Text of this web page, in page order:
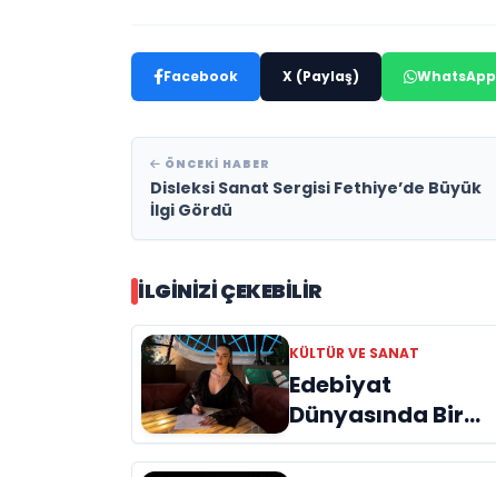
Facebook X (Paylaş) WhatsApp
ÖNCEKI HABER
Disleksi Sanat Sergisi Fethiye’de Büyük
İlgi Gördü
İLGINIZI ÇEKEBILIR
KÜLTÜR VE SANAT
Edebiyat
Dünyasında Bir
Genç Deha